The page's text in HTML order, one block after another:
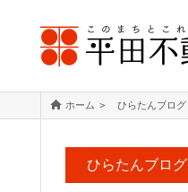
ホーム ひらたんブログ
ひらたんブログ